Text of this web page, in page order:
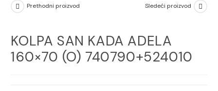
Prethodni proizvod Sledeći proizvod
KOLPA SAN KADA ADELA
160×70 (O) 740790+524010